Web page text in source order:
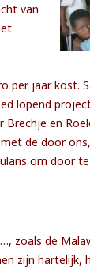
van
jaar kost.
lopend
en
de door
om door
zoals de
zijn hartelijk,